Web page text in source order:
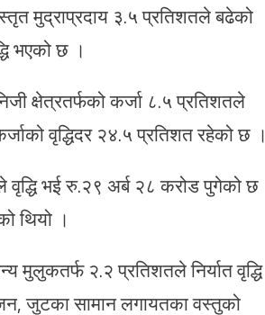
मुद्राप्रदाय ३.५ प्रतिशतले बढेको
भएको छ ।
क्षेत्रतर्फको कर्जा ८.५ प्रतिशतले
वृद्धिदर २४.५ प्रतिशत रहेको छ ।
वृद्धि भई रु.२९ अर्ब २८ करोड पुगेको छ
थियो ।
मुलुकतर्फ २.२ प्रतिशतले निर्यात वृद्धि
जुटका सामान लगायतका वस्तुको